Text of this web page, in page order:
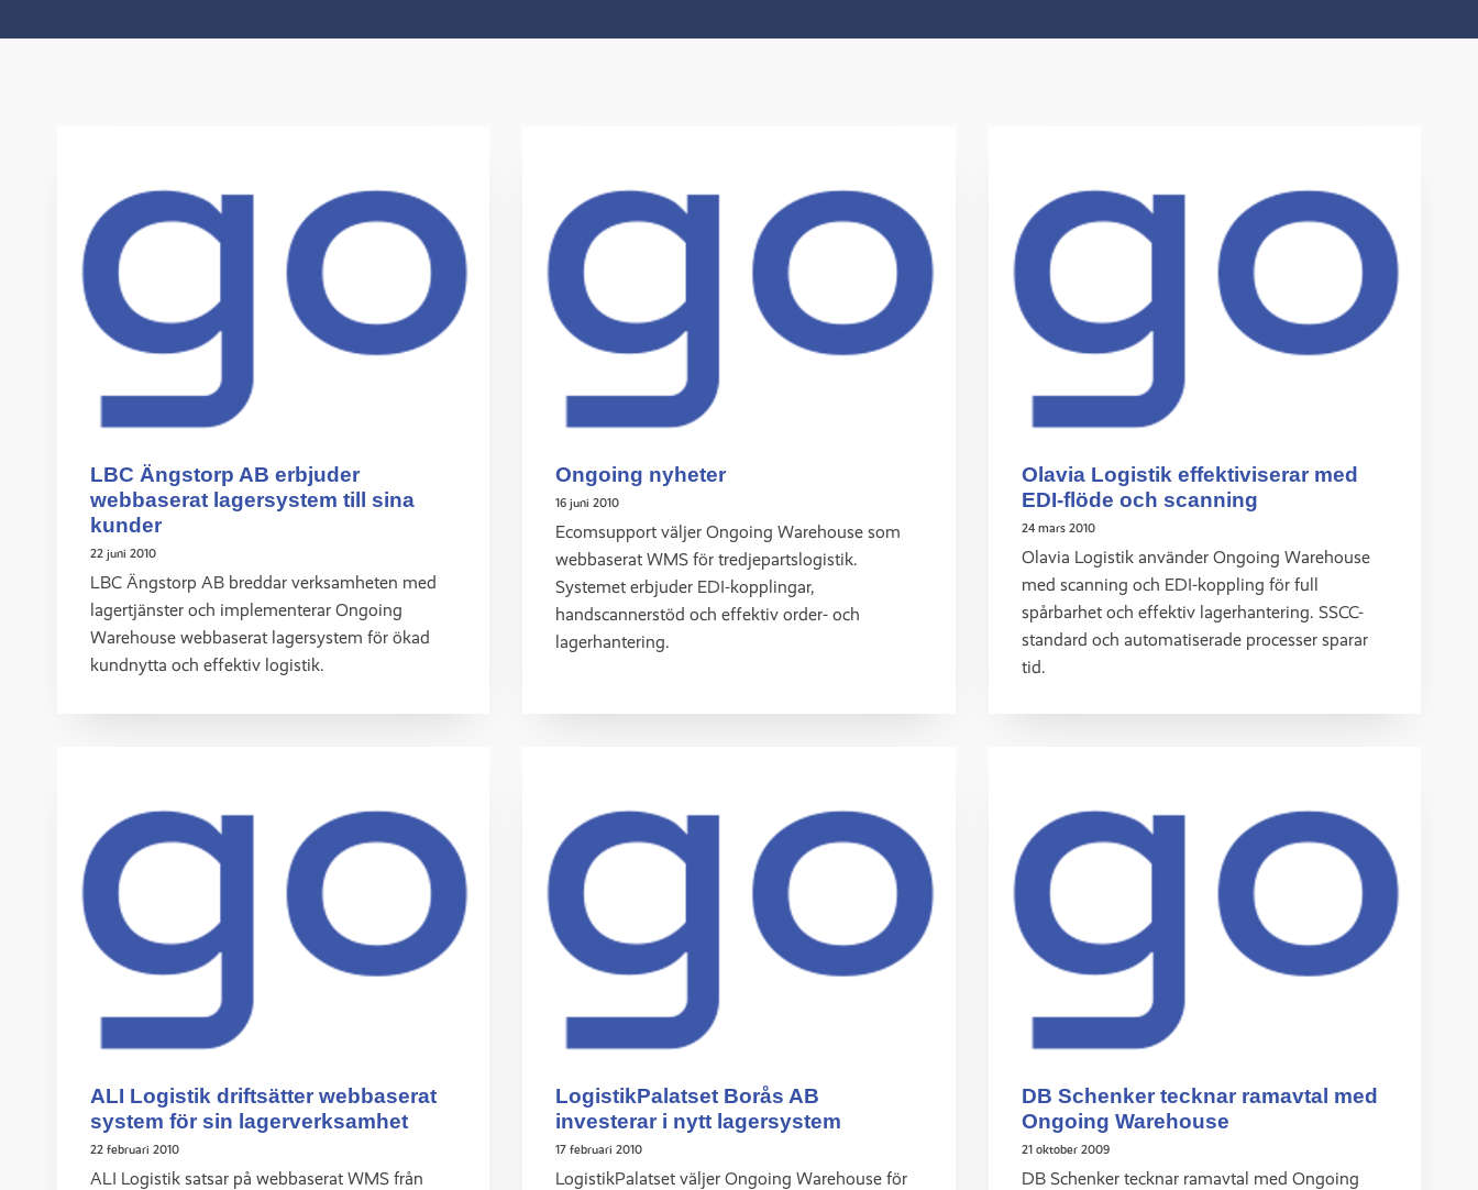
LBC Ängstorp AB erbjuder
webbaserat lagersystem till sina
kunder
22 juni 2010
LBC Ängstorp AB breddar verksamheten med
lagertjänster och implementerar Ongoing
Warehouse webbaserat lagersystem för ökad
kundnytta och effektiv logistik.
Ongoing nyheter
16 juni 2010
Ecomsupport väljer Ongoing Warehouse som
webbaserat WMS för tredjepartslogistik.
Systemet erbjuder EDI-kopplingar,
handscannerstöd och effektiv order- och
lagerhantering.
Olavia Logistik effektiviserar med
EDI-flöde och scanning
24 mars 2010
Olavia Logistik använder Ongoing Warehouse
med scanning och EDI-koppling för full
spårbarhet och effektiv lagerhantering. SSCC-
standard och automatiserade processer sparar
tid.
ALI Logistik driftsätter webbaserat
system för sin lagerverksamhet
22 februari 2010
ALI Logistik satsar på webbaserat WMS från
LogistikPalatset Borås AB
investerar i nytt lagersystem
17 februari 2010
LogistikPalatset väljer Ongoing Warehouse för
DB Schenker tecknar ramavtal med
Ongoing Warehouse
21 oktober 2009
DB Schenker tecknar ramavtal med Ongoing